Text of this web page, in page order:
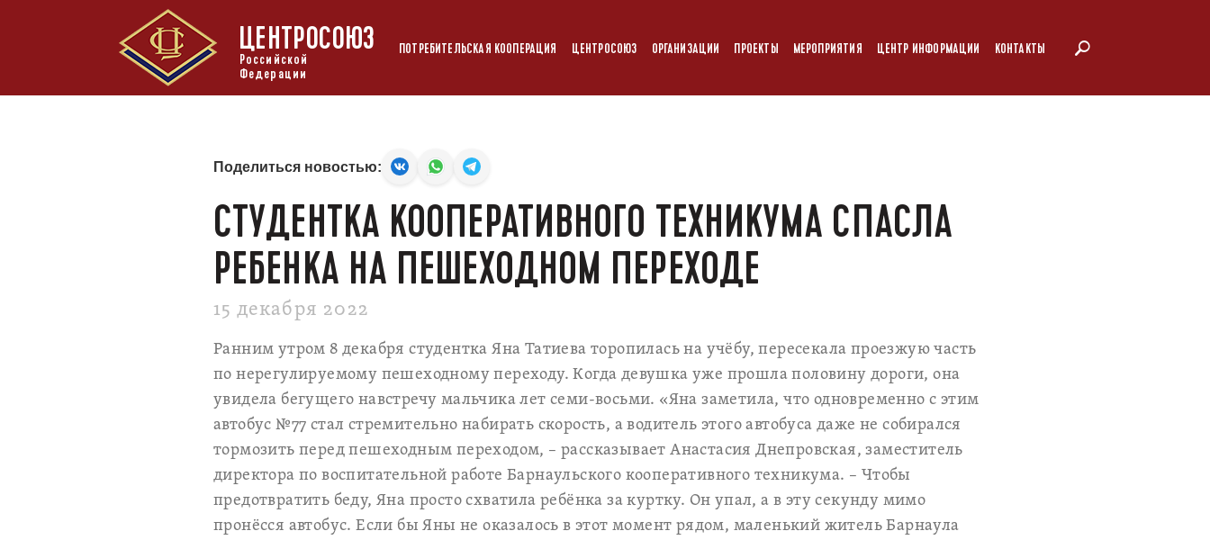
ЦЕНТРОСОЮЗ
Российской
Федерации
ПОТРЕБИТЕЛЬСКАЯ КООПЕРАЦИЯ ЦЕНТРОСОЮЗ ОРГАНИЗАЦИИ ПРОЕКТЫ МЕРОПРИЯТИЯ ЦЕНТР ИНФОРМАЦИИ КОНТАКТЫ
Поделиться новостью:
СТУДЕНТКА КООПЕРАТИВНОГО ТЕХНИКУМА СПАСЛА
РЕБЕНКА НА ПЕШЕХОДНОМ ПЕРЕХОДЕ
15 декабря 2022
Ранним утром 8 декабря студентка Яна Татиева торопилась на учёбу, пересекала проезжую часть
по нерегулируемому пешеходному переходу. Когда девушка уже прошла половину дороги, она
увидела бегущего навстречу мальчика лет семи-восьми. «Яна заметила, что одновременно с этим
автобус №77 стал стремительно набирать скорость, а водитель этого автобуса даже не собирался
тормозить перед пешеходным переходом, – рассказывает Анастасия Днепровская, заместитель
директора по воспитательной работе Барнаульского кооперативного техникума. – Чтобы
предотвратить беду, Яна просто схватила ребёнка за куртку. Он упал, а в эту секунду мимо
пронёсся автобус. Если бы Яны не оказалось в этот момент рядом, маленький житель Барнаула